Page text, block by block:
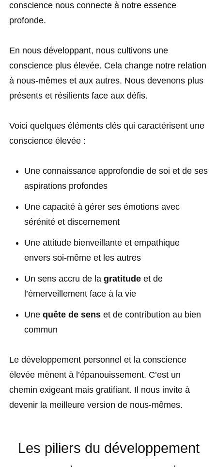
conscience nous connecte à notre essence
profonde.
En nous développant, nous cultivons une
conscience plus élevée. Cela change notre relation
à nous-mêmes et aux autres. Nous devenons plus
présents et résilients face aux défis.
Voici quelques éléments clés qui caractérisent une
conscience élevée :
Une connaissance approfondie de soi et de ses
aspirations profondes
Une capacité à gérer ses émotions avec
sérénité et discernement
Une attitude bienveillante et empathique
envers soi-même et les autres
Un sens accru de la gratitude et de
l’émerveillement face à la vie
Une quête de sens et de contribution au bien
commun
Le développement personnel et la conscience
élevée mènent à l’épanouissement. C’est un
chemin exigeant mais gratifiant. Il nous invite à
devenir la meilleure version de nous-mêmes.
Les piliers du développement